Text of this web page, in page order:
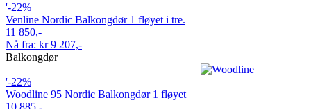
'-22%
Venline Nordic Balkongdør 1 fløyet i tre.
11 850,-
Nå fra: kr 9 207,-
Balkongdør
'-22%
Woodline 95 Nordic Balkongdør 1 fløyet
10 885,-